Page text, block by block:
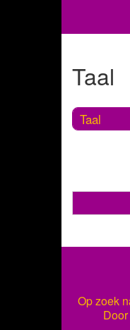
Taal
Taal
Op zoek